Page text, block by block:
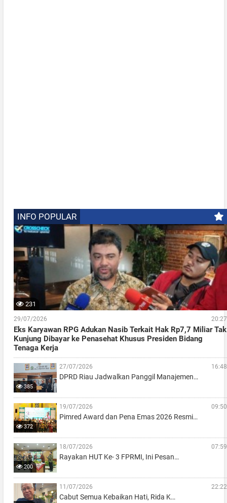
INFO POPULAR
231
29/07/2026 20:27
Eks Karyawan RPG Adukan Nasib Terkait Hak Rp7,7 Miliar Tak
Kunjung Dibayar ke Penasehat Khusus Presiden Bidang
Tenaga Kerja
385
27/07/2026 16:48
DPRD Riau Jadwalkan Panggil Manajemen…
372
19/07/2026 09:50
Pimred Award dan Pena Emas 2026 Resmi…
200
18/07/2026 07:59
Rayakan HUT Ke- 3 FPRMI, Ini Pesan…
11/07/2026 22:22
Cabut Semua Kebaikan Hati, Rida K…